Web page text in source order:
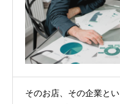
そのお店、その企業と